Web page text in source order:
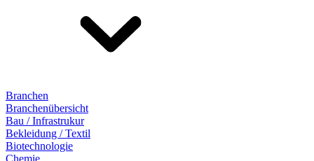
Branchen
Branchenübersicht
Bau / Infrastrukur
Bekleidung / Textil
Biotechnologie
Chemie